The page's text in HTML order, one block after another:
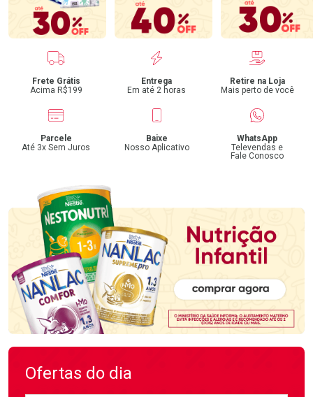
Benefícios
Frete Grátis
Acima R$199
Entrega
Em até 2 horas
Retire na Loja
Mais perto de você
Parcele
Até 3x Sem Juros
Baixe
Nosso Aplicativo
WhatsApp
Televendas e
Fale Conosco
Ofertas do dia